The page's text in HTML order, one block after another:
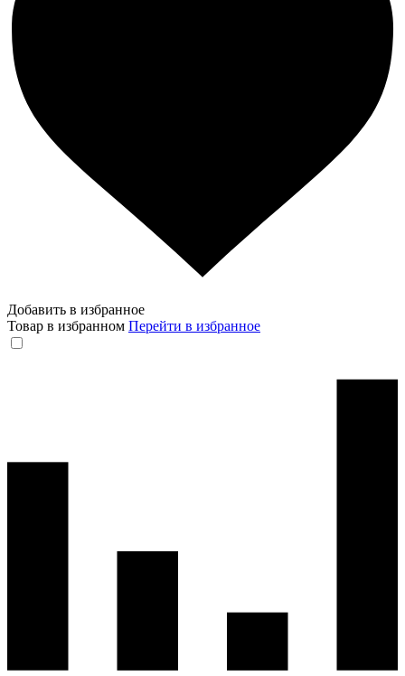
Добавить в избранное
Товар в избранном Перейти в избранное